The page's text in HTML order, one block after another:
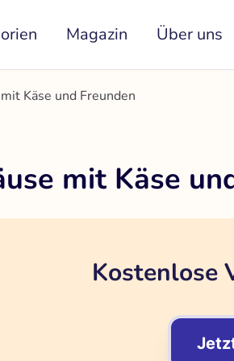
Magazin Über uns
Käse und Freunden
mit Käse
Kostenlose